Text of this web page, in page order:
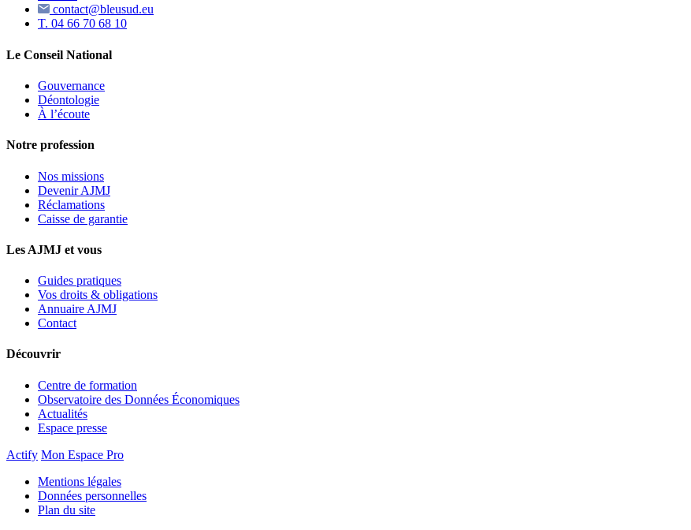
contact@bleusud.eu
T. 04 66 70 68 10
Le Conseil National
Gouvernance
Déontologie
À l’écoute
Notre profession
Nos missions
Devenir AJMJ
Réclamations
Caisse de garantie
Les AJMJ et vous
Guides pratiques
Vos droits & obligations
Annuaire AJMJ
Contact
Découvrir
Centre de formation
Observatoire des Données Économiques
Actualités
Espace presse
Actify Mon Espace Pro
Mentions légales
Données personnelles
Plan du site